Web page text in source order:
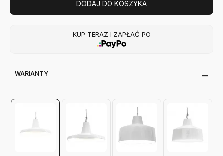
DODAJ DO KOSZYKA
KUP TERAZ I ZAPŁAĆ PO
WARIANTY